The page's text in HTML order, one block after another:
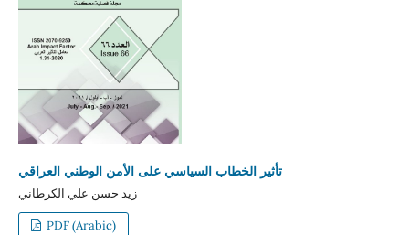
تأثير الخطاب السياسي على الأمن الوطني العراقي
زيد حسن علي الكرطاني
PDF (Arabic)